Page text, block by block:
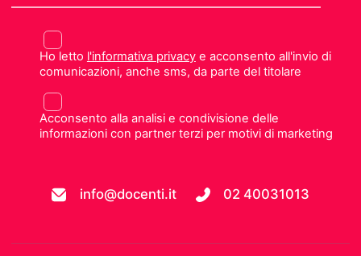
Ho letto l'informativa privacye acconsento all'invio di
comunicazioni, anche sms, da parte del titolare
Acconsento alla analisi e condivisione delle
informazioni con partner terzi per motivi di marketing
info@docenti.it 02 40031013